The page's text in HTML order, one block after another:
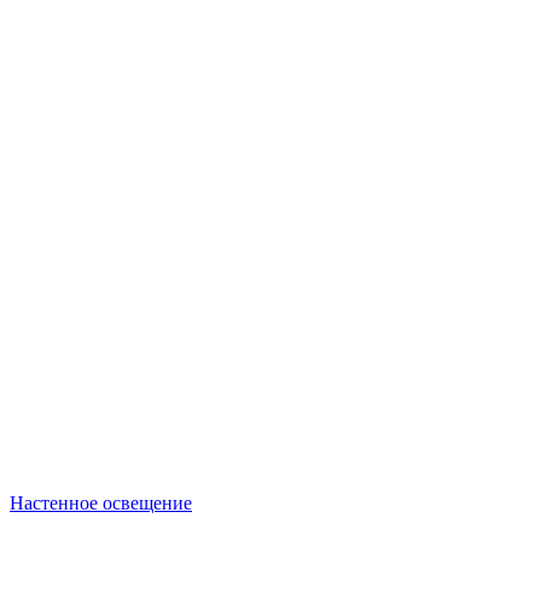
Настенное освещение